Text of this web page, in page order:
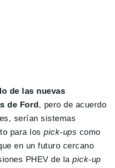
de las nuevas
de Ford , pero de acuerdo
serían sistemas
para los pick-ups como
en un futuro cercano
PHEV de lapick-up